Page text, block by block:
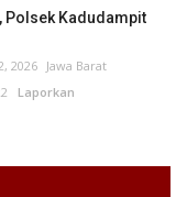
Polsek Kadudampit
2026 Jawa Barat
Laporkan